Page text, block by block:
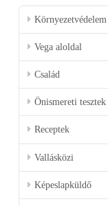
Környezetvédelem
Vega aloldal
Család
Önismereti tesztek
Receptek
Vallásközi
Képeslapküldő